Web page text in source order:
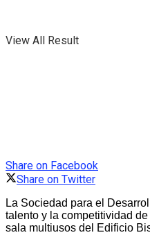
View All Result
Share on Facebook
Share on Twitter
La Sociedad para el
talento y la competitividad
sala multiusos del Edificio